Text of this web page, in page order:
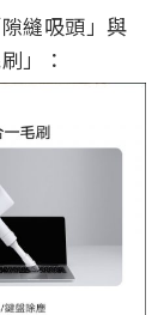
縫吸頭」與
」：